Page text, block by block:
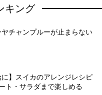
キング
チャンプルーが止まらない
に】スイカのアレンジレシピ
ト・サラダまで楽しめる